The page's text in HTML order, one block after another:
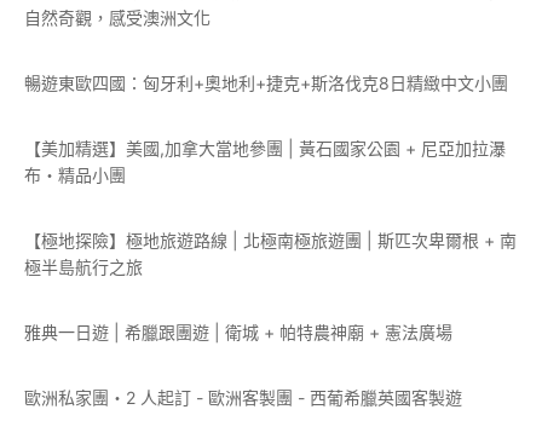
自然奇觀，感受澳洲文化
暢遊東歐四國：匈牙利+奧地利+捷克+斯洛伐克8日精緻中文小團
【美加精選】美國,加拿大當地參團 | 黃石國家公園 + 尼亞加拉瀑
布・精品小團
【極地探險】極地旅遊路線 | 北極南極旅遊團 | 斯匹次卑爾根 + 南
極半島航行之旅
雅典一日遊 | 希臘跟團遊 | 衛城 + 帕特農神廟 + 憲法廣場
歐洲私家團・2 人起訂 - 歐洲客製團 - 西葡希臘英國客製遊